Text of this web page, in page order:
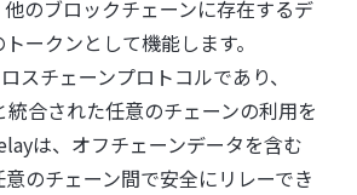
のブロックチェーンに存在するデ
ークンとして機能します。
スチェーンプロトコルであり、
合された任意のチェーンの利用を
は、オフチェーンデータを含む
のチェーン間で安全にリレーでき